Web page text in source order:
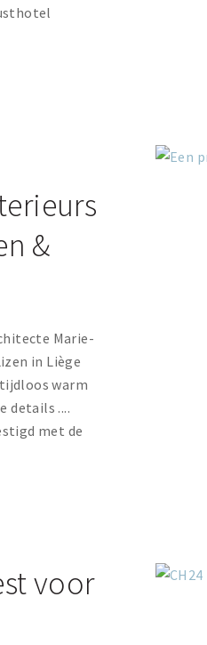
&
Marie-
in Liège
warm
details ....
met de
voor